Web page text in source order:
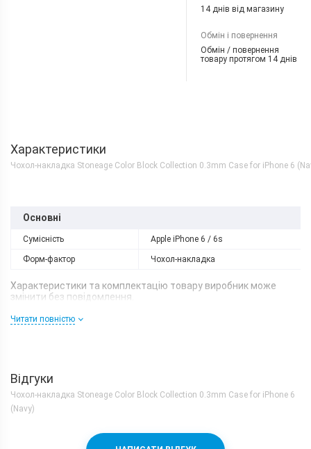
14 днів від магазину
Обмін і повернення
Обмін / повернення
товару протягом 14 днів
Характеристики
Чохол-накладка Stoneage Color Block Collection 0.3mm Case for iPhone 6
Основні
Сумісність Apple iPhone 6 / 6s
Форм-фактор Чохол-накладка
Характеристики та комплектацію товару виробник може
змінити без повідомлення.
Читати повністю
Відгуки
Чохол-накладка Stoneage Color Block Collection 0.3mm Case for iPhone 6
(Navy)